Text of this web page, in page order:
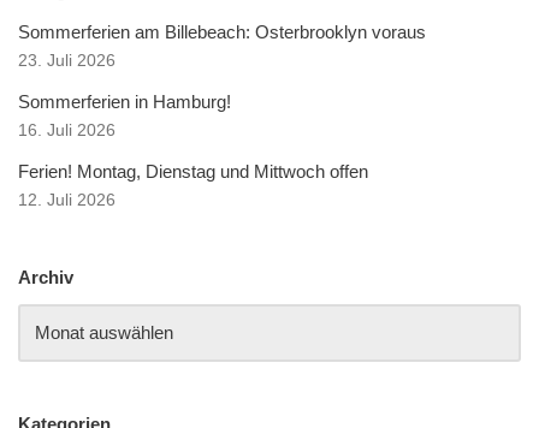
Sommerferien am Billebeach: Osterbrooklyn voraus
23. Juli 2026
Sommerferien in Hamburg!
16. Juli 2026
Ferien! Montag, Dienstag und Mittwoch offen
12. Juli 2026
Archiv
Kategorien